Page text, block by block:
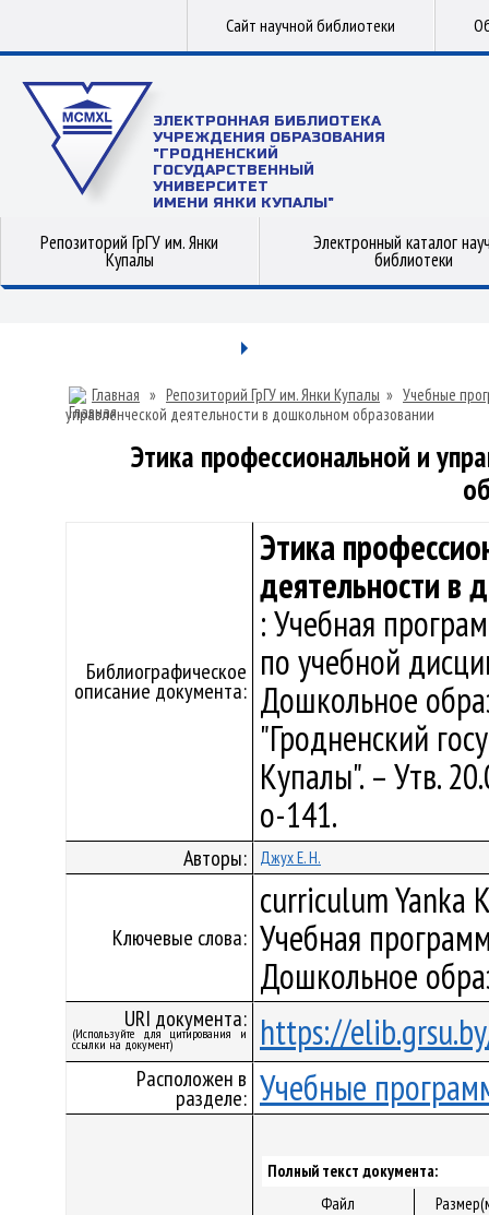
Сайт научной библиотеки
ЭЛЕКТРОННАЯ БИБЛИОТЕКА
УЧРЕЖДЕНИЯ ОБРАЗОВАНИЯ
"ГРОДНЕНСКИЙ
ГОСУДАРСТВЕННЫЙ
УНИВЕРСИТЕТ
ИМЕНИ ЯНКИ КУПАЛЫ"
Репозиторий ГрГУ им. Янки
Купалы
Электронный каталог
библиотеки
Главная » Репозиторий ГрГУ им. Янки Купалы » Учебные
управленческой деятельности в дошкольном образовании
Этика профессиональной и
Библиографическое
описание документа:
Этика
деятельности в
: Учебная
по учебной
Дошкольное
"Гродненский
Купалы". – Утв.
о-141.
Авторы: Джух Е. Н.
Ключевые слова:
curriculum Yanka
Учебная
Дошкольное
URI документа:
(Используйте для цитирования и
ссылки на документ) https://
Расположен в
разделе: Учебные
Полный текст документа:
Файл